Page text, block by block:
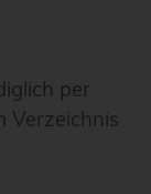
per
Verzeichnis